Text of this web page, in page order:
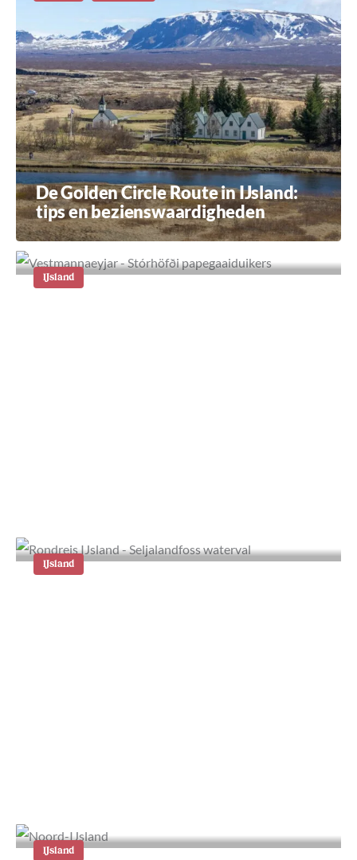
De Golden Circle Route in IJsland:
tips en bezienswaardigheden
IJsland
IJsland
IJsland